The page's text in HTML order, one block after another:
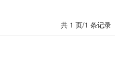
共 1 页/1 条记录